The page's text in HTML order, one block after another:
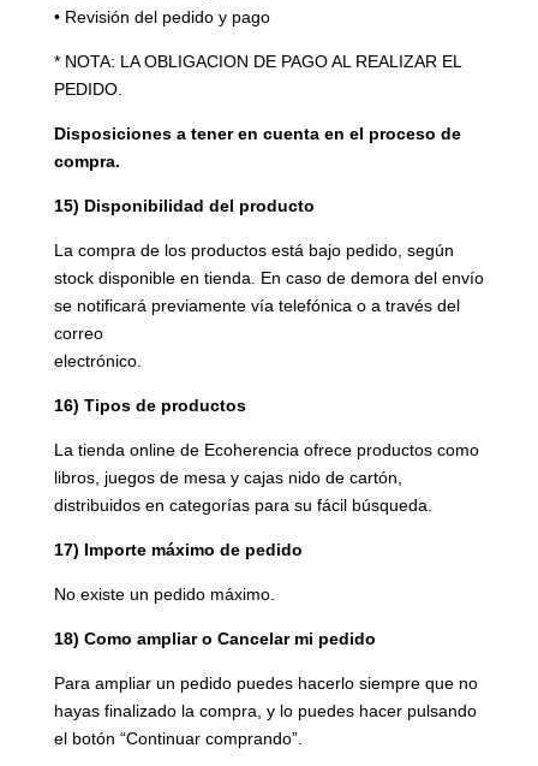
• Revisión del pedido y pago
* NOTA: LA OBLIGACION DE PAGO AL REALIZAR EL
PEDIDO.
Disposiciones a tener en cuenta en el proceso de
compra.
15) Disponibilidad del producto
La compra de los productos está bajo pedido, según
stock disponible en tienda. En caso de demora del envío
se notificará previamente vía telefónica o a través del
correo
electrónico.
16) Tipos de productos
La tienda online de Ecoherencia ofrece productos como
libros, juegos de mesa y cajas nido de cartón,
distribuidos en categorías para su fácil búsqueda.
17) Importe máximo de pedido
No existe un pedido máximo.
18) Como ampliar o Cancelar mi pedido
Para ampliar un pedido puedes hacerlo siempre que no
hayas finalizado la compra, y lo puedes hacer pulsando
el botón “Continuar comprando”.